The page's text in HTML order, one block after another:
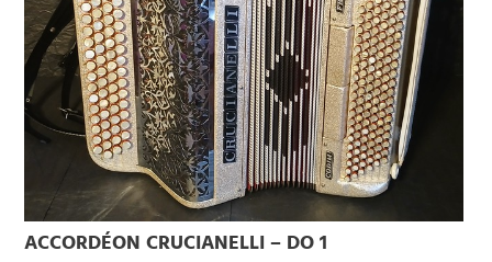
ACCORDÉON CRUCIANELLI – DO 1